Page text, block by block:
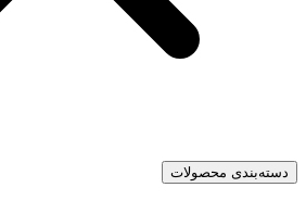
دسته‌بندی محصولات